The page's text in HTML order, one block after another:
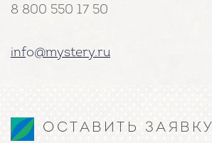
8 800 550 17 50
info@mystery.ru
ОСТАВИТЬ ЗАЯВКУ